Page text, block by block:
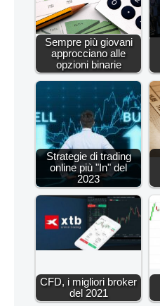
Sempre più giovani
approcciano alle
opzioni binarie
Strategie di trading
online più "In" del
2023
CFD, i migliori broker
del 2021